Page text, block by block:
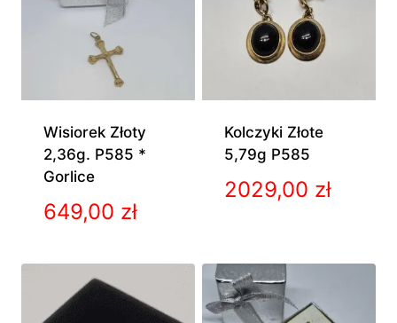
Wisiorek Złoty
2,36g. P585 *
Gorlice
649,00 zł
Kolczyki Złote
5,79g P585
2029,00 zł